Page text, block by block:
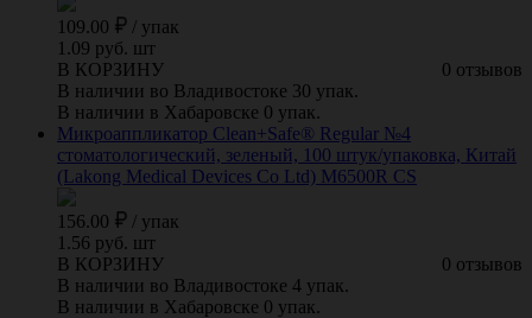
109.00 / упак
1.09 руб. шт
0 отзывов
В КОРЗИНУ
В наличии во Владивостоке 30 упак.
В наличии в Хабаровске 0 упак.
Микроаппликатор Clean+Safe® Regular №4
стоматологический, зеленый, 100 штук/упаковка, Китай
(Lakong Medical Devices Cо Ltd) M6500R CS
156.00 / упак
1.56 руб. шт
0 отзывов
В КОРЗИНУ
В наличии во Владивостоке 4 упак.
В наличии в Хабаровске 0 упак.